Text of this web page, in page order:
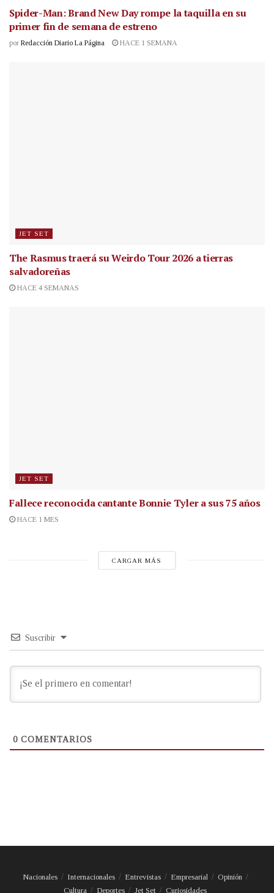
Spider-Man: Brand New Day rompe la taquilla en su
primer fin de semana de estreno
por Redacción Diario La Página HACE 1 SEMANA
JET SET
The Rasmus traerá su Weirdo Tour 2026 a tierras
salvadoreñas
HACE 4 SEMANAS
JET SET
Fallece reconocida cantanteBonnie Tyler a sus 75 años
HACE 1 MES
CARGAR MÁS
Suscribir
0 COMENTARIOS
Nacionales Internacionales Entrevistas Empresarial
Opinión
Cultura
Deportes Jet Set Curiosidades